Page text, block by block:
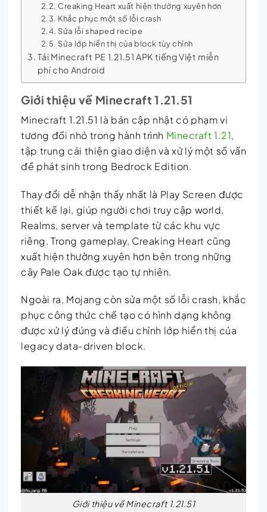
Creaking Heart xuất hiện thường xuyên hơn
Khắc phục một số lỗi crash
Sửa lỗi shaped recipe
Sửa lớp hiển thị của block tùy chỉnh
Tải Minecraft PE 1.21.51 APK tiếng Việt miễn
phí cho Android
Giới thiệu về Minecraft 1.21.51
Minecraft 1.21.51 là bản cập nhật có phạm vi
tương đối nhỏ trong hành trình Minecraft 1.21,
tập trung cải thiện giao diện và xử lý một số vấn
đề phát sinh trong Bedrock Edition.
Thay đổi dễ nhận thấy nhất là Play Screen được
thiết kế lại, giúp người chơi truy cập world,
Realms, server và template từ các khu vực
riêng. Trong gameplay, Creaking Heart cũng
xuất hiện thường xuyên hơn bên trong những
cây Pale Oak được tạo tự nhiên.
Ngoài ra, Mojang còn sửa một số lỗi crash, khắc
phục công thức chế tạo có hình dạng không
được xử lý đúng và điều chỉnh lớp hiển thị của
legacy data-driven block.
Giới thiệu về Minecraft 1.21.51